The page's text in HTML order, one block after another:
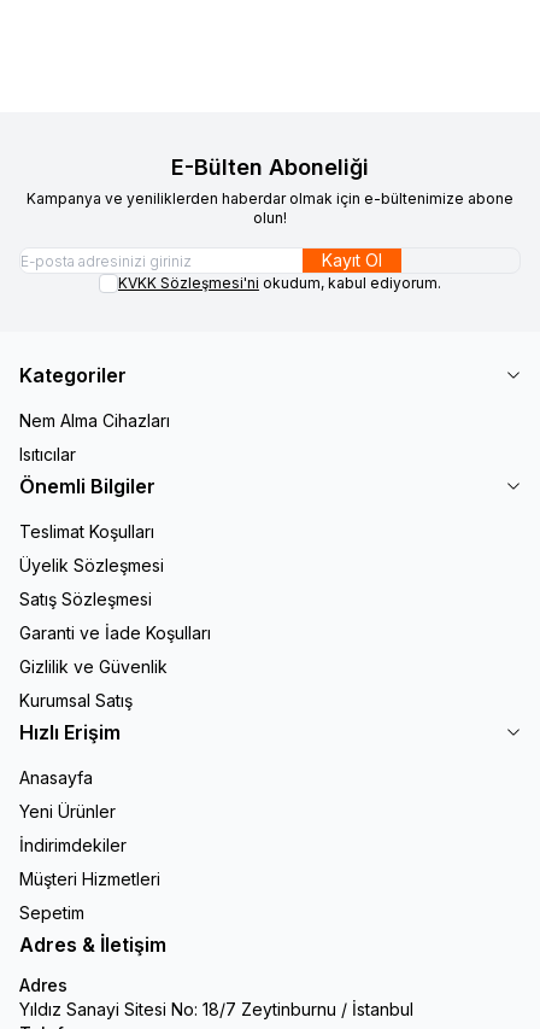
E-Bülten Aboneliği
Kampanya ve yeniliklerden haberdar olmak için e-bültenimize abone
olun!
Kayıt Ol
KVKK Sözleşmesi'ni okudum, kabul ediyorum.
Kategoriler
Nem Alma Cihazları
Isıtıcılar
Önemli Bilgiler
Teslimat Koşulları
Üyelik Sözleşmesi
Satış Sözleşmesi
Garanti ve İade Koşulları
Gizlilik ve Güvenlik
Kurumsal Satış
Hızlı Erişim
Anasayfa
Yeni Ürünler
İndirimdekiler
Müşteri Hizmetleri
Sepetim
Adres & İletişim
Adres
Yıldız Sanayi Sitesi No: 18/7 Zeytinburnu / İstanbul